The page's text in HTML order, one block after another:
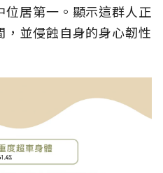
居第一。顯示這群人正
並侵蝕自身的身心韌性